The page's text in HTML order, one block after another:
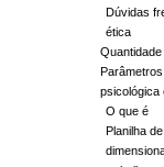
Dúvidas
ética
psicológica
O que é
Planilha